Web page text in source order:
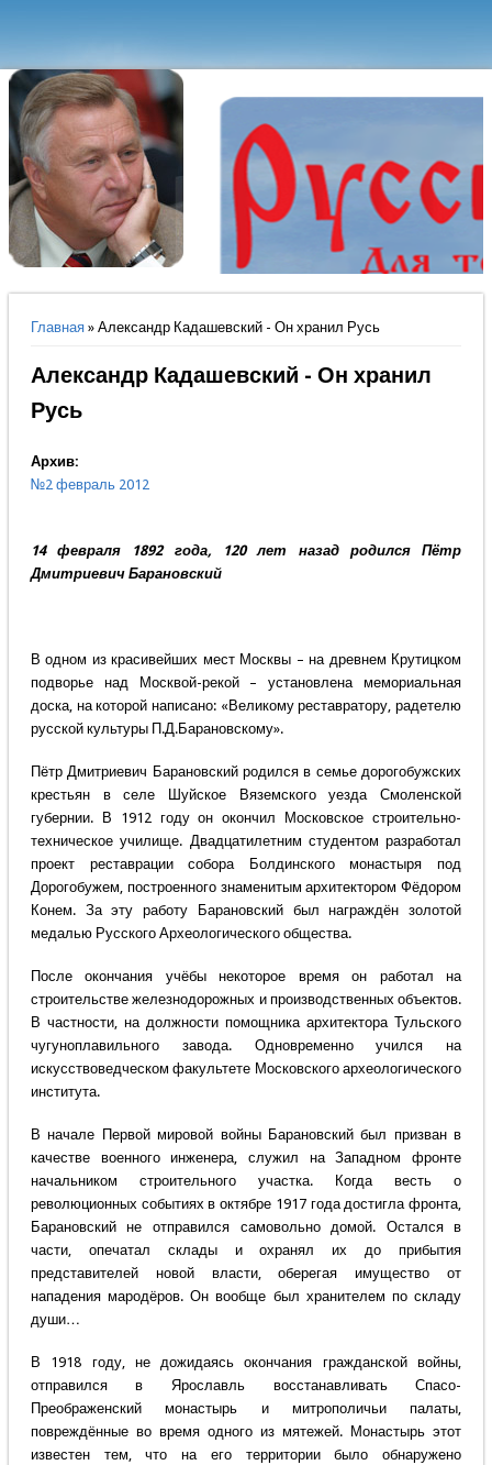
Вы здесь
Главная» Александр Кадашевский - Он хранил Русь
Александр Кадашевский - Он хранил
Русь
Архив:
№2 февраль 2012
14 февраля 1892 года, 120 лет назад родился Пётр
Дмитриевич Барановский
В одном из красивейших мест Москвы – на древнем Крутицком
подворье над Москвой-рекой – установлена мемориальная
доска, на которой написано: «Великому реставратору, радетелю
русской культуры П.Д.Барановскому».
Пётр Дмитриевич Барановский родился в семье дорогобужских
крестьян в селе Шуйское Вяземского уезда Смоленской
губернии. В 1912 году он окончил Московское строительно-
техническое училище. Двадцатилетним студентом разработал
проект реставрации собора Болдинского монастыря под
Дорогобужем, построенного знаменитым архитектором Фёдором
Конем. За эту работу Барановский был награждён золотой
медалью Русского Археологического общества.
После окончания учёбы некоторое время он работал на
строительстве железнодорожных и производственных объектов.
В частности, на должности помощника архитектора Тульского
чугуноплавильного завода. Одновременно учился на
искусствоведческом факультете Московского археологического
института.
В начале Первой мировой войны Барановский был призван в
качестве военного инженера, служил на Западном фронте
начальником строительного участка. Когда весть о
революционных событиях в октябре 1917 года достигла фронта,
Барановский не отправился самовольно домой. Остался в
части, опечатал склады и охранял их до прибытия
представителей новой власти, оберегая имущество от
нападения мародёров. Он вообще был хранителем по складу
души…
В 1918 году, не дожидаясь окончания гражданской войны,
отправился в Ярославль восстанавливать Спасо-
Преображенский монастырь и митрополичьи палаты,
повреждённые во время одного из мятежей. Монастырь этот
известен тем, что на его территории было обнаружено